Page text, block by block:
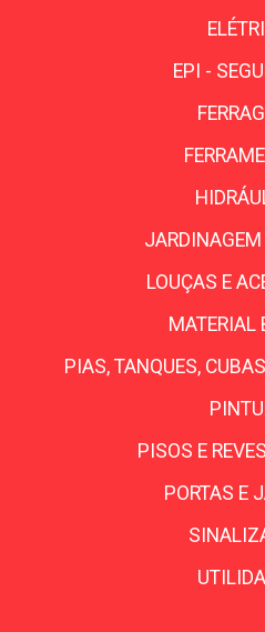
EPI -
LOUÇAS E
MATERIAL
PIAS, TANQUES,
PISOS E
PORTAS E